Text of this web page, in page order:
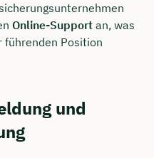
Online-Support an, was
führenden Position
und